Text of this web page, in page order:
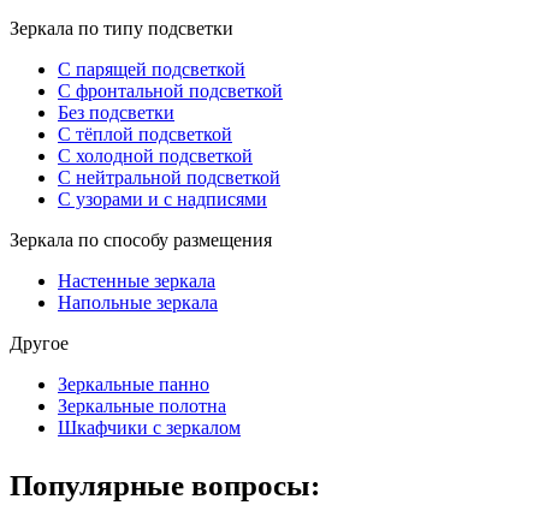
Зеркала по типу подсветки
С парящей подсветкой
С фронтальной подсветкой
Без подсветки
С тёплой подсветкой
С холодной подсветкой
С нейтральной подсветкой
С узорами и с надписями
Зеркала по способу размещения
Настенные зеркала
Напольные зеркала
Другое
Зеркальные панно
Зеркальные полотна
Шкафчики с зеркалом
Популярные вопросы: